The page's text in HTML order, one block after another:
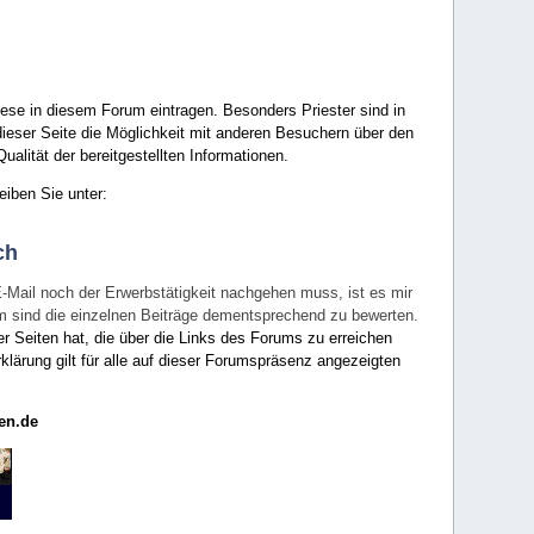
in diesem Forum eintragen. Besonders Priester sind in
Seite die Möglichkeit mit anderen Besuchern über den
der bereitgestellten Informationen.
Sie unter:
noch der Erwerbstätigkeit nachgehen muss, ist es mir
die einzelnen Beiträge dementsprechend zu bewerten.
Seiten hat, die über die Links des Forums zu erreichen
gilt für alle auf dieser Forumspräsenz angezeigten